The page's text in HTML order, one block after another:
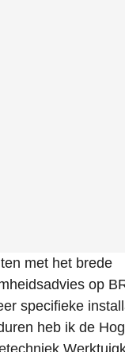
met het brede
op
specifieke
heb ik de